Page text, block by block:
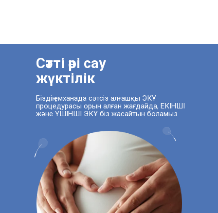
Сәтті әрі сау
жүктілік
Біздің емханада сәтсіз алғашқы ЭКҰ
процедурасы орын алған жағдайда, ЕКІНШІ
және ҮШІНШІ ЭКҰ біз жасайтын боламыз